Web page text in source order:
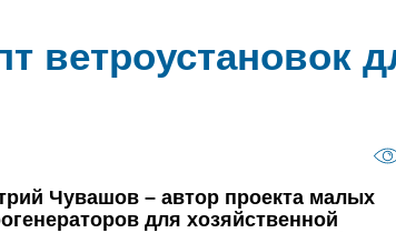
ветроустановок
Чувашов – автор проекта малых
для хозяйственной